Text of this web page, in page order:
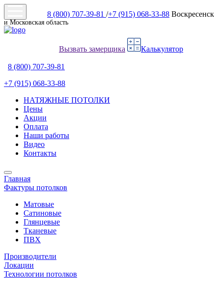
8 (800) 707-39-81 /+7 (915) 068-33-88 Воскресенск
и Московская область
Вызвать замерщика Калькулятор
8 (800) 707-39-81
+7 (915) 068-33-88
НАТЯЖНЫЕ ПОТОЛКИ
Цены
Акции
Оплата
Наши работы
Видео
Контакты
Главная
Фактуры потолков
Матовые
Сатиновые
Глянцевые
Тканевые
ПВХ
Производители
Локации
Технологии потолков